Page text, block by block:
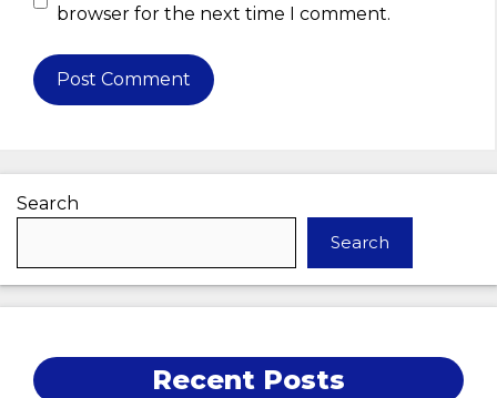
browser for the next time I comment.
Search
Search
Recent Posts